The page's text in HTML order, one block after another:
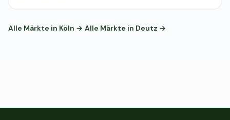
Alle Märkte in Köln → Alle Märkte in Deutz →